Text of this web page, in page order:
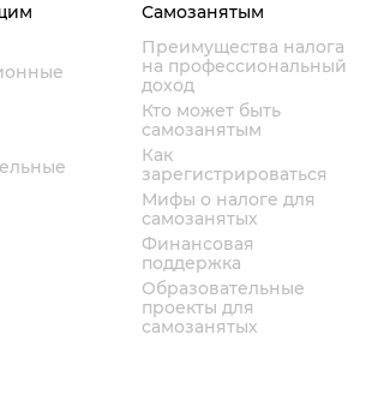
Самозанятым
Преимущества налога
на профессиональный
доход
Кто может быть
самозанятым
Как
зарегистрироваться
Мифы о налоге для
самозанятых
Финансовая
поддержка
Образовательные
проекты для
самозанятых